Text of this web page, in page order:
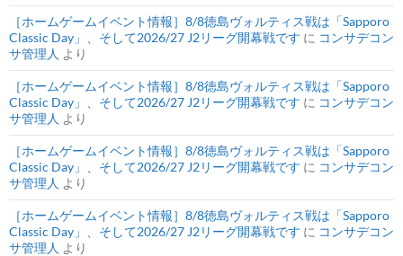
［ホームゲームイベント情報］8/8徳島ヴォルティス戦は「Sapporo
Classic Day」、そして2026/27 J2リーグ開幕戦です に コンサデコン
サ管理人 より
［ホームゲームイベント情報］8/8徳島ヴォルティス戦は「Sapporo
Classic Day」、そして2026/27 J2リーグ開幕戦です に コンサデコン
サ管理人 より
［ホームゲームイベント情報］8/8徳島ヴォルティス戦は「Sapporo
Classic Day」、そして2026/27 J2リーグ開幕戦です に コンサデコン
サ管理人 より
［ホームゲームイベント情報］8/8徳島ヴォルティス戦は「Sapporo
Classic Day」、そして2026/27 J2リーグ開幕戦です に コンサデコン
サ管理人 より